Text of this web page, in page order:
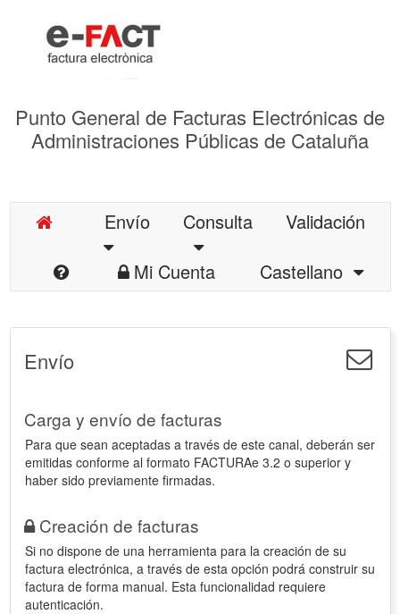
Punto General de Facturas Electrónicas de
Administraciones Públicas de Cataluña
Envío Consulta
Validación
Mi Cuenta
Castellano
Envío
Carga y envío de facturas
Para que sean aceptadas a través de este canal, deberán ser
emitidas conforme al formato FACTURAe 3.2 o superior y
haber sido previamente firmadas.
Creación de facturas
Si no dispone de una herramienta para la creación de su
factura electrónica, a través de esta opción podrá construir su
factura de forma manual. Esta funcionalidad requiere
autenticación.